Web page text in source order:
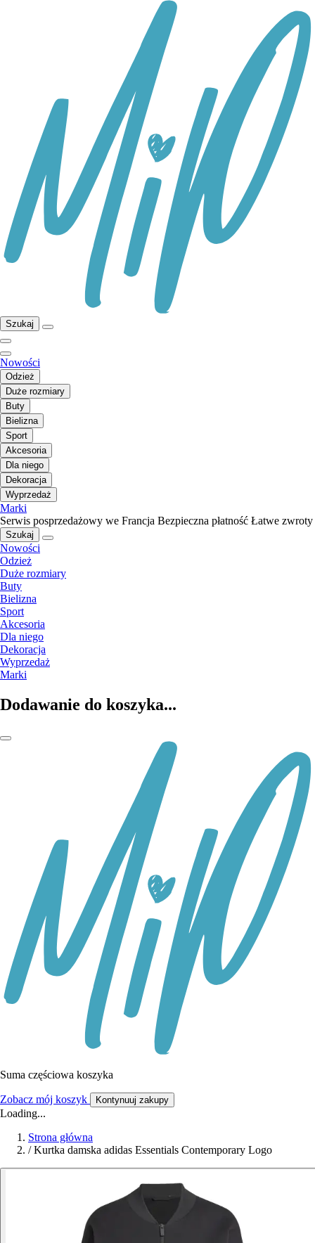
Szukaj
Nowości
Odzież
Duże rozmiary
Buty
Bielizna
Sport
Akcesoria
Dla niego
Dekoracja
Wyprzedaż
Marki
Serwis posprzedażowy we Francja Bezpieczna płatność Łatwe zwroty
Szukaj
Nowości
Odzież
Duże rozmiary
Buty
Bielizna
Sport
Akcesoria
Dla niego
Dekoracja
Wyprzedaż
Marki
Dodawanie do koszyka...
Suma częściowa koszyka
Zobacz mój koszyk Kontynuuj zakupy
Loading...
Strona główna
/ Kurtka damska adidas Essentials Contemporary Logo